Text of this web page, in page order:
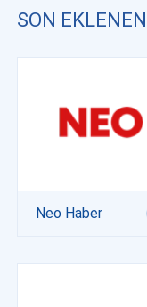
SON
Neo Haber